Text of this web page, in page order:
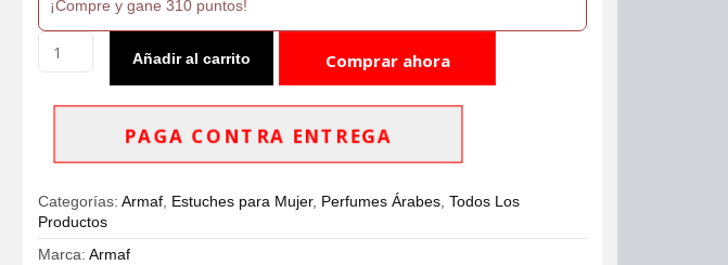
¡Compre y gane 310 puntos!
Árabe
Estuche
de
Women
EDP
4
Añadir al carrito Comprar ahora
PAGA CONTRA ENTREGA
Categorías:Armaf, Estuches para Mujer, Perfumes Árabes,Todos Los
Productos
Marca:Armaf